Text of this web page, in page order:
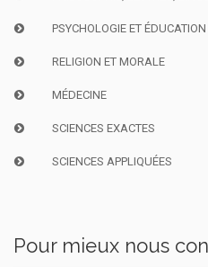
PSYCHOLOGIE ET ÉDUCATION
RELIGION ET MORALE
MÉDECINE
SCIENCES EXACTES
SCIENCES APPLIQUÉES
Pour mieux nous